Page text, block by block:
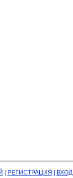
РЕГИСТРАЦИЯ ВХОД